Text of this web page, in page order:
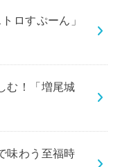
ロすぷーん」
む！「増尾城
味わう至福時